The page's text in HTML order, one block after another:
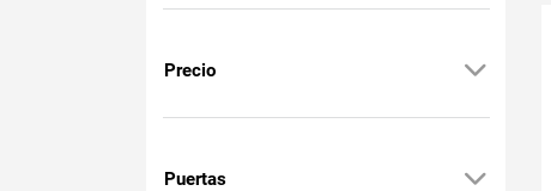
Precio
Puertas